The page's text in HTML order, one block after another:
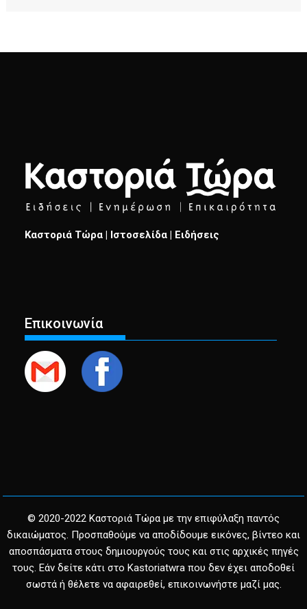
Καστοριά Τώρα | Ιστοσελίδα | Ειδήσεις
Επικοινωνία
© 2020-2022 Καστοριά Τώρα με την επιφύλαξη παντός
δικαιώματος. Προσπαθούμε να αποδίδουμε εικόνες, βίντεο και
αποσπάσματα στους δημιουργούς τους και στις αρχικές πηγές
τους. Εάν δείτε κάτι στο Kastoriatwra που δεν έχει αποδοθεί
σωστά ή θέλετε να αφαιρεθεί, επικοινωνήστε μαζί μας.